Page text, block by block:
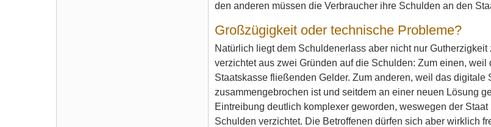
den anderen müssen die Verbraucher ihre Schulden an den
Großzügigkeit oder technische Probleme?
Natürlich liegt dem Schuldenerlass aber nicht nur
verzichtet aus zwei Gründen auf die Schulden: Zum einen,
Staatskasse fließenden Gelder. Zum anderen, weil das
zusammengebrochen ist und seitdem an einer neuen Lösung
Eintreibung deutlich komplexer geworden, weswegen der
Schulden verzichtet. Die Betroffenen dürfen sich aber wirklich